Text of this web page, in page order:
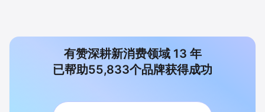
有赞深耕新消费领域 13 年
已帮助55,833个品牌获得成功